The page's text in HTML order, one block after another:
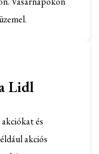
Lidl
és
akciós